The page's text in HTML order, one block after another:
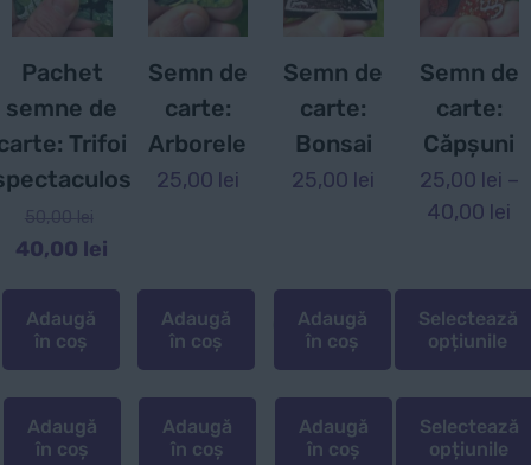
Pachet
semne de
Trifoi
inițial
50,00 lei.
40,00 lei
40,00 lei.
Adaugă
în coș
Adaugă
în coș
Semn de
carte:
Arborele
25,00 lei
Adaugă
în coș
Adaugă
în coș
Semn de
carte:
Bonsai
25,00 lei
Adaugă
în coș
Adaugă
în coș
Semn de
carte:
Căpșuni
25,00 lei –
40,00 lei
la
Selectează
opțiunile
Selectează
opțiunile